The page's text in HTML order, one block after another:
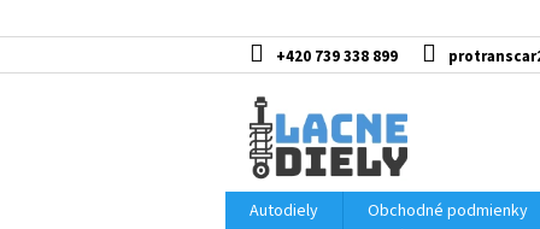
na
+420 739 338 899
Autodiely
Obchodné podmienky